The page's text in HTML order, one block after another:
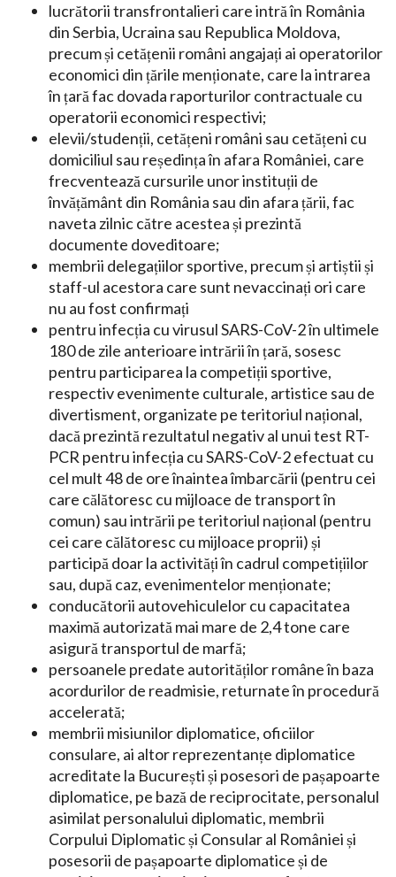
lucrătorii transfrontalieri care intră în România
din Serbia, Ucraina sau Republica Moldova,
precum și cetățenii români angajați ai operatorilor
economici din țările menționate, care la intrarea
în țară fac dovada raporturilor contractuale cu
operatorii economici respectivi;
elevii/studenții, cetățeni români sau cetățeni cu
domiciliul sau reședința în afara României, care
frecventează cursurile unor instituții de
învățământ din România sau din afara țării, fac
naveta zilnic către acestea și prezintă
documente doveditoare;
membrii delegațiilor sportive, precum și artiștii și
staff-ul acestora care sunt nevaccinați ori care
nu au fost confirmați
pentru infecția cu virusul SARS-CoV-2 în ultimele
180 de zile anterioare intrării în țară, sosesc
pentru participarea la competiții sportive,
respectiv evenimente culturale, artistice sau de
divertisment, organizate pe teritoriul național,
dacă prezintă rezultatul negativ al unui test RT-
PCR pentru infecția cu SARS-CoV-2 efectuat cu
cel mult 48 de ore înaintea îmbarcării (pentru cei
care călătoresc cu mijloace de transport în
comun) sau intrării pe teritoriul național (pentru
cei care călătoresc cu mijloace proprii) și
participă doar la activități în cadrul competițiilor
sau, după caz, evenimentelor menționate;
conducătorii autovehiculelor cu capacitatea
maximă autorizată mai mare de 2,4 tone care
asigură transportul de marfă;
persoanele predate autorităților române în baza
acordurilor de readmisie, returnate în procedură
accelerată;
membrii misiunilor diplomatice, oficiilor
consulare, ai altor reprezentanțe diplomatice
acreditate la București și posesori de pașapoarte
diplomatice, pe bază de reciprocitate, personalul
asimilat personalului diplomatic, membrii
Corpului Diplomatic și Consular al României și
posesorii de pașapoarte diplomatice și de